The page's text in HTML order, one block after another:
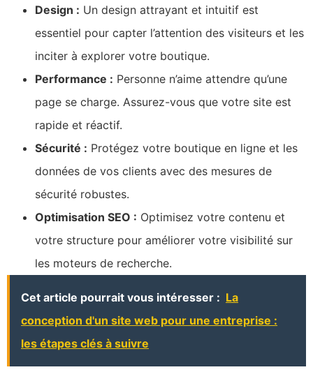
Design : Un design attrayant et intuitif est
essentiel pour capter l’attention des visiteurs et les
inciter à explorer votre boutique.
Performance : Personne n’aime attendre qu’une
page se charge. Assurez-vous que votre site est
rapide et réactif.
Sécurité : Protégez votre boutique en ligne et les
données de vos clients avec des mesures de
sécurité robustes.
Optimisation SEO : Optimisez votre contenu et
votre structure pour améliorer votre visibilité sur
les moteurs de recherche.
Cet article pourrait vous intéresser : La
conception d'un site web pour une entreprise :
les étapes clés à suivre